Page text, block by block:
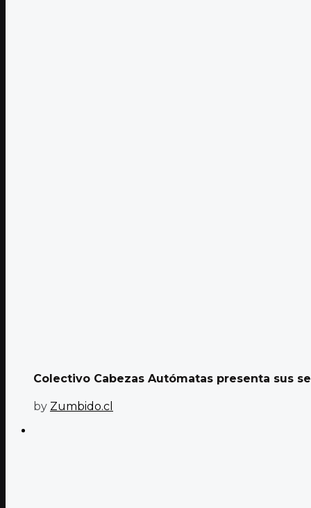
Colectivo Cabezas Autómatas presenta sus
by Zumbido.cl